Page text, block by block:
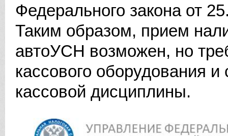
Федерального закона от
Таким образом, прием
автоУСН возможен, но
кассового оборудования
кассовой дисциплины.